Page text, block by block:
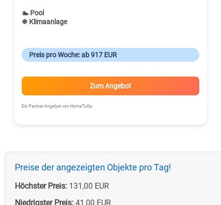
🏊 Pool
❄ Klimaanlage
Preis pro Woche: ab 917 EUR
Zum Angebot
Ein Partner-Angebot von HomeToGo
Preise der angezeigten Objekte pro Tag!
Höchster Preis:131,00 EUR
Niedrigster Preis:41,00 EUR